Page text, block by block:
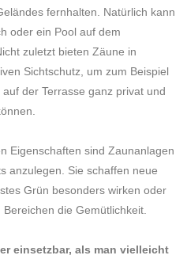
fernhalten. Natürlich kann
oder ein Pool auf dem
zuletzt bieten Zäune in
Sichtschutz, um zum Beispiel
der Terrasse ganz privat und
Eigenschaften sind Zaunanlagen
anzulegen. Sie schaffen neue
Grün besonders wirken oder
die Gemütlichkeit.
einsetzbar, als man vielleicht